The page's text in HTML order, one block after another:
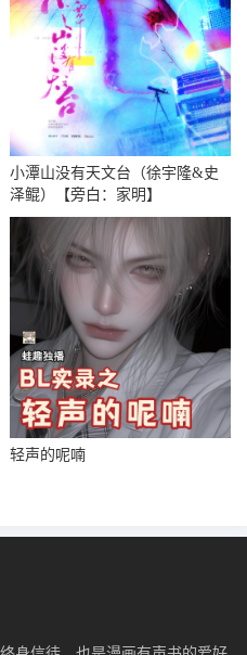
小潭山没有天文台（徐宇隆&史
泽鲲）【旁白：家明】
轻声的呢喃